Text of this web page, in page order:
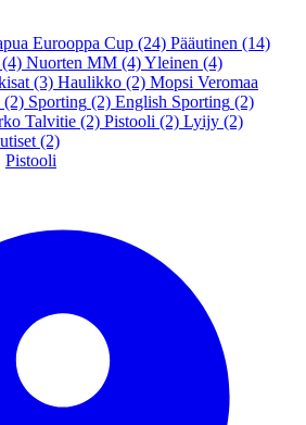
Eurooppa Cup (24) Pääutinen (14)
(4) Nuorten MM (4)Yleinen (4)
(3) Haulikko (2) Mopsi Veromaa
(2) Sporting (2) English Sporting (2)
Talvitie (2) Pistooli (2) Lyijy (2)
(2)
Pistooli